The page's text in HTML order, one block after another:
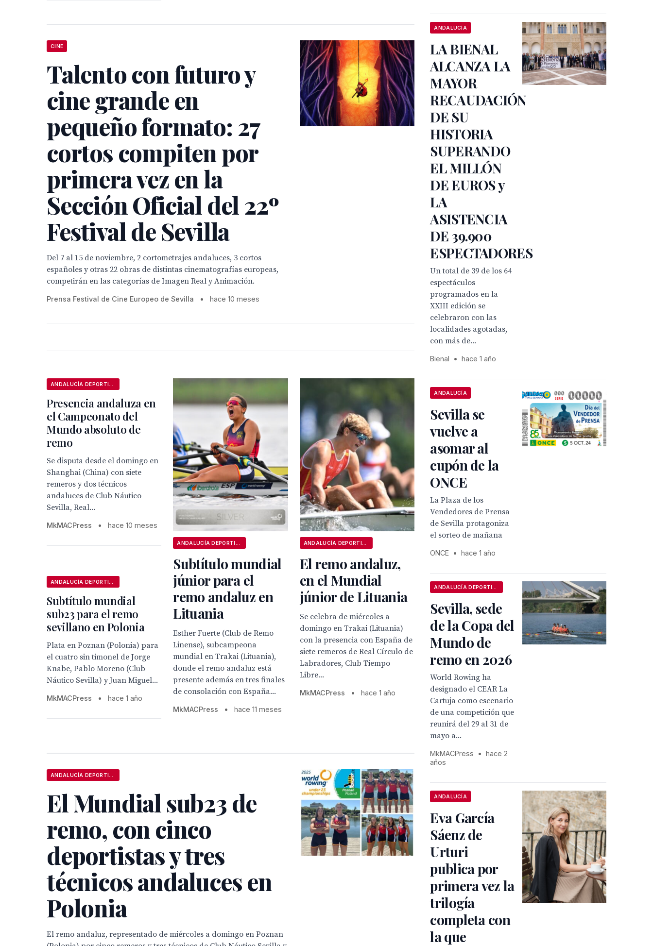
CINE
Talento con futuro y
cine grande en
pequeño formato: 27
cortos compiten por
primera vez en la
Sección Oficial del 22º
Festival de Sevilla
Del 7 al 15 de noviembre, 2 cortometrajes andaluces, 3 cortos
españoles y otras 22 obras de distintas cinematografías europeas,
competirán en las categorías de Imagen Real y Animación.
Prensa Festival de Cine Europeo de Sevilla • hace 10 meses
Presencia andaluza en
el Campeonato del
Mundo absoluto de
remo
Se disputa desde el domingo en
Shanghai (China) con siete
remeros y dos técnicos
andaluces de Club Náutico
Sevilla, Real...
MkMACPress • hace 10 meses
Subtítulo mundial
júnior para el
remo andaluz en
Lituania
Esther Fuerte (Club de Remo
Linense), subcampeona
mundial en Trakai (Lituania),
donde el remo andaluz está
presente además en tres finales
de consolación con España...
MkMACPress • hace 11 meses
El remo andaluz,
en el Mundial
júnior de Lituania
Se celebra de miércoles a
domingo en Trakai (Lituania)
con la presencia con España de
siete remeros de Real Círculo de
Labradores, Club Tiempo
Libre...
MkMACPress • hace 1 año
Subtítulo mundial
sub23 para el remo
sevillano en Polonia
Plata en Poznan (Polonia) para
el cuatro sin timonel de Jorge
Knabe, Pablo Moreno (Club
Náutico Sevilla) y Juan Miguel...
MkMACPress • hace 1 año
El Mundial sub23 de
remo, con cinco
deportistas y tres
técnicos andaluces en
Polonia
El remo andaluz, representado de miércoles a domingo en Poznan
ANDALUCÍA
LA BIENAL
ALCANZA LA
MAYOR
RECAUDACIÓN
DE SU
HISTORIA
SUPERANDO
EL MILLÓN
DE EUROS y
LA
ASISTENCIA
DE 39.900
ESPECTADORES
Un total de 39 de los 64
espectáculos
programados en la
XXIII edición se
celebraron con las
localidades agotadas,
con más de...
Bienal • hace 1 año
ANDALUCÍA
Sevilla se
vuelve a
asomar al
cupón de la
ONCE
La Plaza de los
Vendedores de Prensa
de Sevilla protagoniza
el sorteo de mañana
ONCE • hace 1 año
Sevilla, sede
de la Copa del
Mundo de
remo en 2026
World Rowing ha
designado el CEAR La
Cartuja como escenario
de una competición que
reunirá del 29 al 31 de
mayo a...
MkMACPress •
hace 2
años
ANDALUCÍA
Eva García
Sáenz de
Urturi
publica por
primera vez la
trilogía
completa con
la que